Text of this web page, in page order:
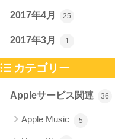
2017年4月 25
2017年3月 1
カテゴリー
Appleサービス関連 36
Apple Music 5